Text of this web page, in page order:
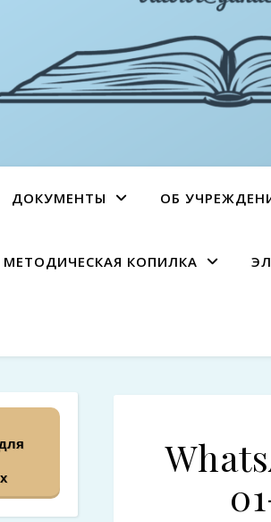
ДОКУМЕНТЫ ОБ
МЕТОДИЧЕСКАЯ КОПИЛКА